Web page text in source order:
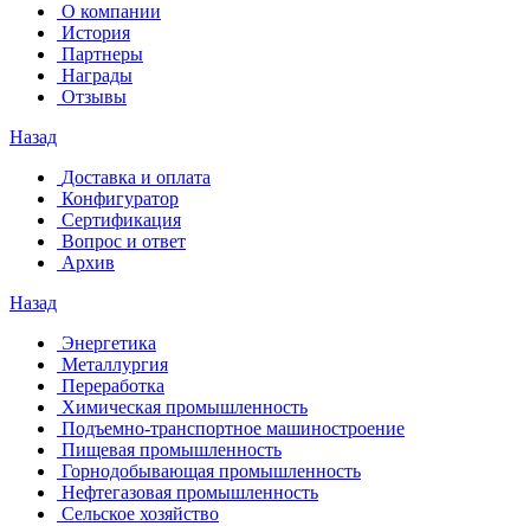
О компании
История
Партнеры
Награды
Отзывы
Назад
Доставка и оплата
Конфигуратор
Сертификация
Вопрос и ответ
Архив
Назад
Энергетика
Металлургия
Переработка
Химическая промышленность
Подъемно-транспортное машиностроение
Пищевая промышленность
Горнодобывающая промышленность
Нефтегазовая промышленность
Сельское хозяйство